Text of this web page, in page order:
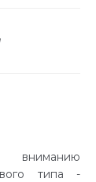
типа -